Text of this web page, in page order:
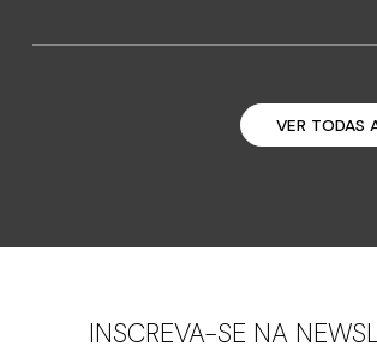
VER TODAS
INSCREVA-SE NA